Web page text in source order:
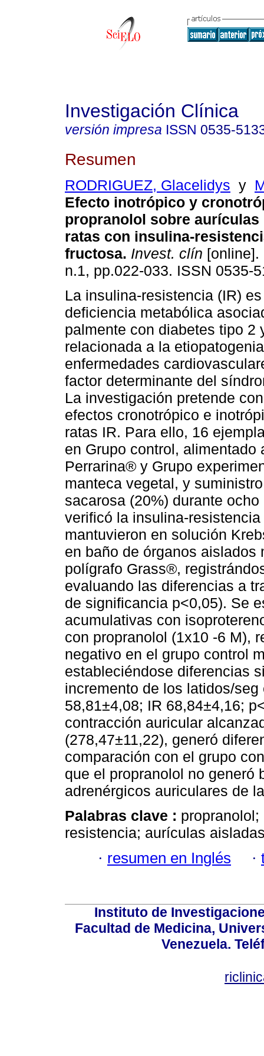
Investigación Clínica
versión impresa ISSN 0535-
Resumen
RODRIGUEZ, Glacelidys y
Efecto inotrópico y
propranolol sobre aurículas
ratas con insulina-
fructosa. Invest. clín [online].
n.1, pp.022-033. ISSN 0535-
La insulina-resistencia (IR)
deficiencia metabólica
palmente con diabetes tipo 2
relacionada a la
enfermedades
factor determinante del
La investigación pretende
efectos cronotrópico e
ratas IR. Para ello, 16
en Grupo control,
Perrarina® y Grupo
manteca vegetal, y
sacarosa (20%) durante
verificó la insulina-
mantuvieron en solución
en baño de órganos
polígrafo Grass®,
evaluando las diferencias a
de significancia p<0,05). Se
acumulativas con
con propranolol (1x10 -6 M),
negativo en el grupo control
estableciéndose diferencias
incremento de los latidos/
58,81±4,08; IR 68,84±4,16;
contracción auricular
(278,47±11,22), generó
comparación con el grupo
que el propranolol no generó
adrenérgicos auriculares de
Palabras clave :
resistencia; aurículas
· resumen en Inglés ·
Instituto de
Facultad de Medicina,
Venezuela.